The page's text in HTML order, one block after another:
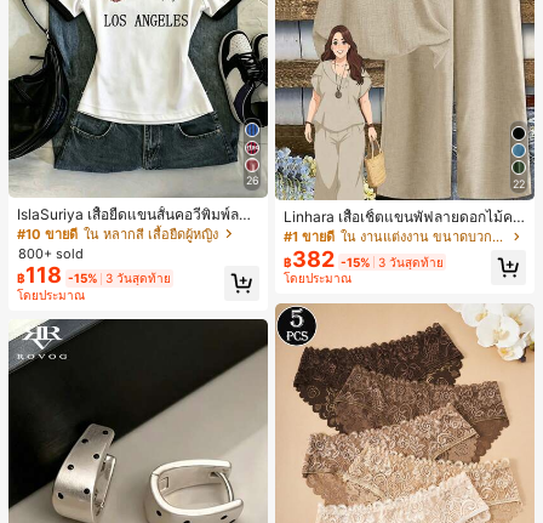
26
IslaSuriya เสื้อยืดแขนสั้นคอวีพิมพ์ลาย
สีตัดกันสำหรับผู้หญิง
#10 ขายดี ใน หลากสี เสื้อยืดผู้หญิง
800+ sold
฿118 -15% 3 วันสุดท้าย
โดยประมาณ
22
Linhara เสื้อเชิ้ตแขนพัฟลายดอกไม้คอ
ปกไม่สมมาตรสำหรับผู้หญิงไซส์ใหญ่ +
กางเกงลำลองทรงหลวมเอวยางยืด 2 ชิ้
น สำหรับฤดูใบไม้ผลิ/ฤดูร้อน
#1 ขายดี ใน งานแต่งงาน ขนาดบวก Co-Ords
฿382 -15% 3 วันสุดท้าย
โดยประมาณ